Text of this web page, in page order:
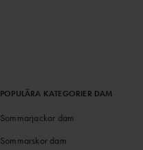
POPULÄRA KATEGORIER DAM
Sommarjackor dam
Sommarskor dam